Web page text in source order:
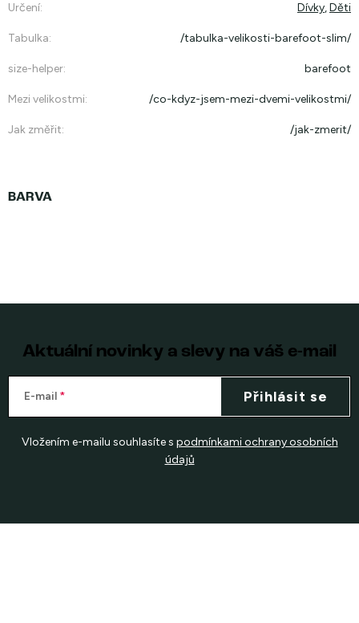
Určení: Dívky,Děti
Tabulka: /tabulka-velikosti-barefoot-slim/
size-helper: barefoot
Mezi velikostmi: /co-kdyz-jsem-mezi-dvemi-velikostmi/
Jak změřit: /jak-zmerit/
Aktuální novinky a slevy na váš e-mail
E-mail
Vložením e-mailu souhlasíte s podmínkami ochrany osobních
údajů
Přihlásit se